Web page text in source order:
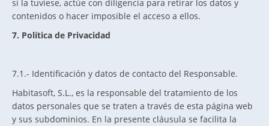
si la tuviese, actúe con diligencia para retirar los datos y
contenidos o hacer imposible el acceso a ellos.
7. Política de Privacidad
7.1.- Identificación y datos de contacto del Responsable.
Habitasoft, S.L., es la responsable del tratamiento de los
datos personales que se traten a través de esta página web
y sus subdominios. En la presente cláusula se facilita la